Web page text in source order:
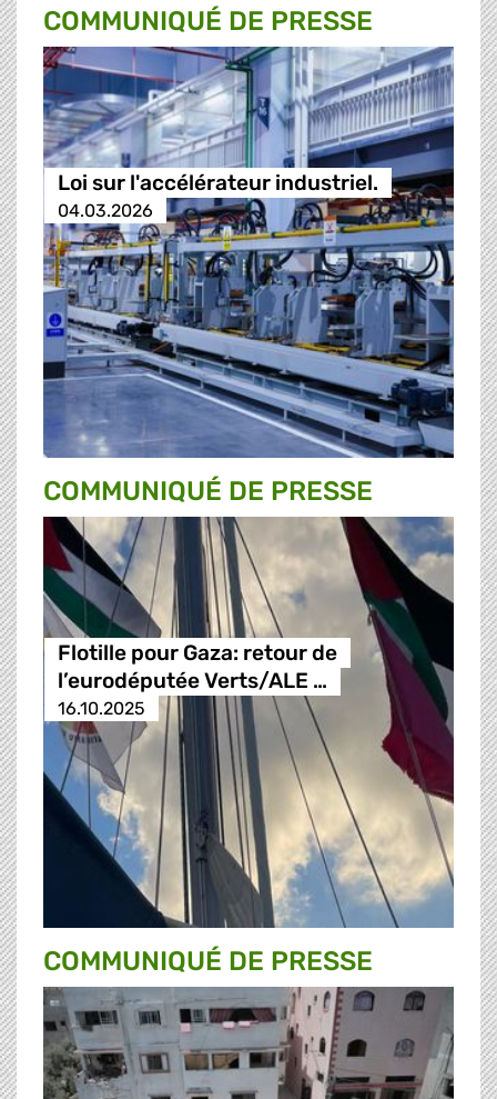
COMMUNIQUÉ DE PRESSE
Loi sur l'accélérateur industriel.
04.03.2026
COMMUNIQUÉ DE PRESSE
Flotille pour Gaza: retour de
l’eurodéputée Verts/ALE …
16.10.2025
COMMUNIQUÉ DE PRESSE